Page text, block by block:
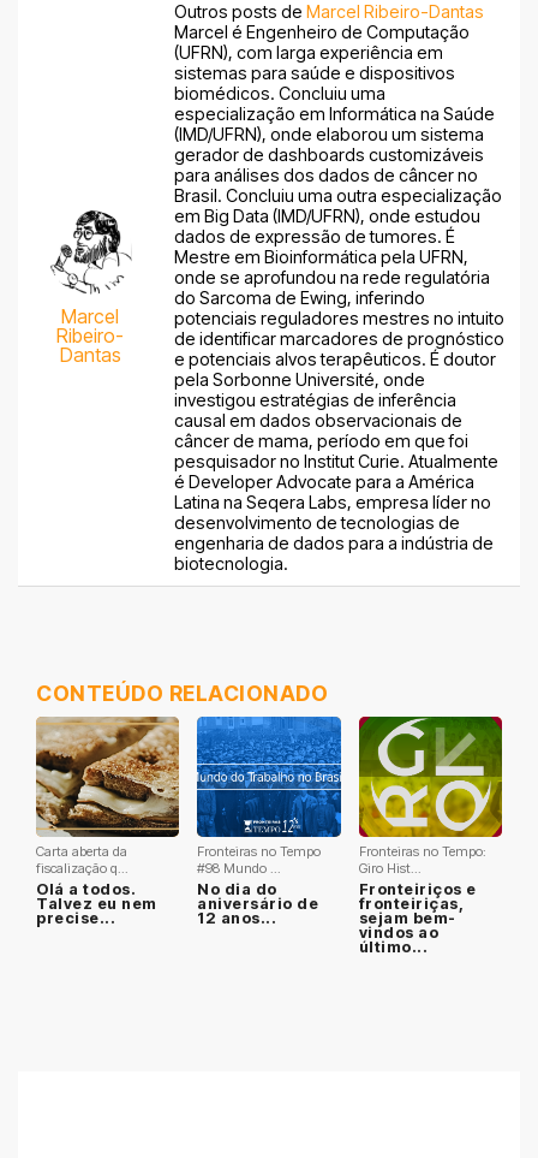
Marcel
Ribeiro-
Dantas
Outros posts de Marcel Ribeiro-Dantas
Marcel é Engenheiro de Computação
(UFRN), com larga experiência em
sistemas para saúde e dispositivos
biomédicos. Concluiu uma
especialização em Informática na Saúde
(IMD/UFRN), onde elaborou um sistema
gerador de dashboards customizáveis
para análises dos dados de câncer no
Brasil. Concluiu uma outra especialização
em Big Data (IMD/UFRN), onde estudou
dados de expressão de tumores. É
Mestre em Bioinformática pela UFRN,
onde se aprofundou na rede regulatória
do Sarcoma de Ewing, inferindo
potenciais reguladores mestres no intuito
de identificar marcadores de prognóstico
e potenciais alvos terapêuticos. É doutor
pela Sorbonne Université, onde
investigou estratégias de inferência
causal em dados observacionais de
câncer de mama, período em que foi
pesquisador no Institut Curie. Atualmente
é Developer Advocate para a América
Latina na Seqera Labs, empresa líder no
desenvolvimento de tecnologias de
engenharia de dados para a indústria de
biotecnologia.
CONTEÚDO RELACIONADO
Carta aberta da
fiscalização q...
Olá a todos.
Talvez eu nem
precise...
Fronteiras no Tempo
#98 Mundo ...
No dia do
aniversário de
12 anos...
Fronteiras no Tempo:
Giro Hist...
Fronteiriços e
fronteiriças,
sejam bem-
vindos ao
último...